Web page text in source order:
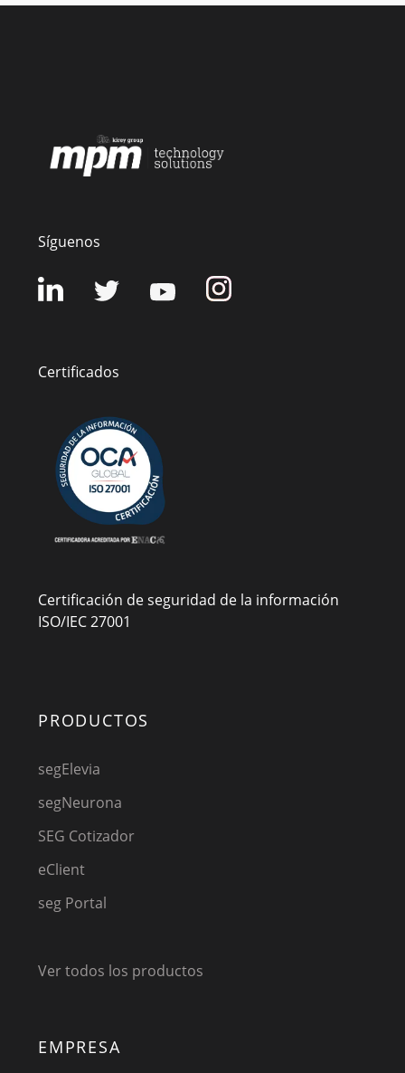
Síguenos
Certificados
Certificación de seguridad de la información
ISO/IEC 27001
PRODUCTOS
segElevia
segNeurona
SEG Cotizador
eClient
seg Portal
Ver todos los productos
EMPRESA